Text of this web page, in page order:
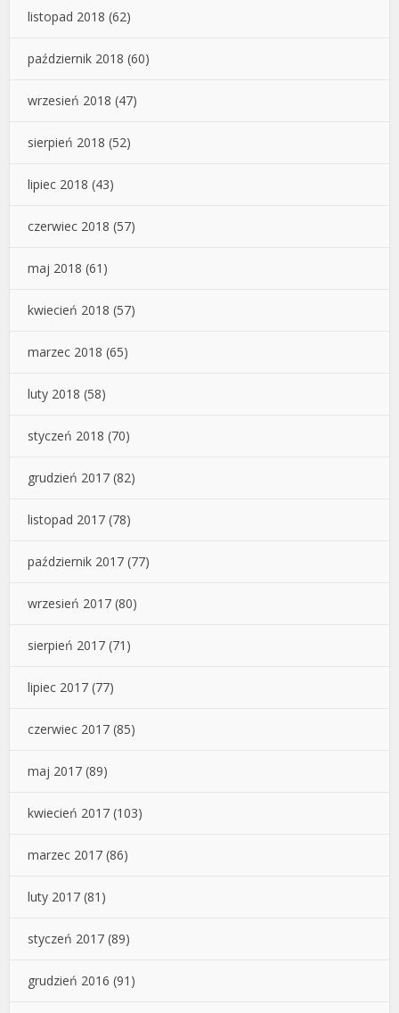
listopad 2018 (62)
październik 2018 (60)
wrzesień 2018 (47)
sierpień 2018 (52)
lipiec 2018 (43)
czerwiec 2018 (57)
maj 2018 (61)
kwiecień 2018 (57)
marzec 2018 (65)
luty 2018 (58)
styczeń 2018 (70)
grudzień 2017 (82)
listopad 2017 (78)
październik 2017 (77)
wrzesień 2017 (80)
sierpień 2017 (71)
lipiec 2017 (77)
czerwiec 2017 (85)
maj 2017 (89)
kwiecień 2017 (103)
marzec 2017 (86)
luty 2017 (81)
styczeń 2017 (89)
grudzień 2016 (91)